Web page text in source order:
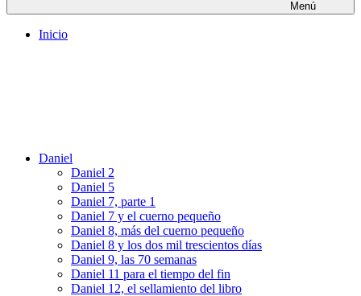
Menú
Inicio
Daniel
Daniel 2
Daniel 5
Daniel 7, parte 1
Daniel 7 y el cuerno pequeño
Daniel 8, más del cuerno pequeño
Daniel 8 y los dos mil trescientos días
Daniel 9, las 70 semanas
Daniel 11 para el tiempo del fin
Daniel 12, el sellamiento del libro